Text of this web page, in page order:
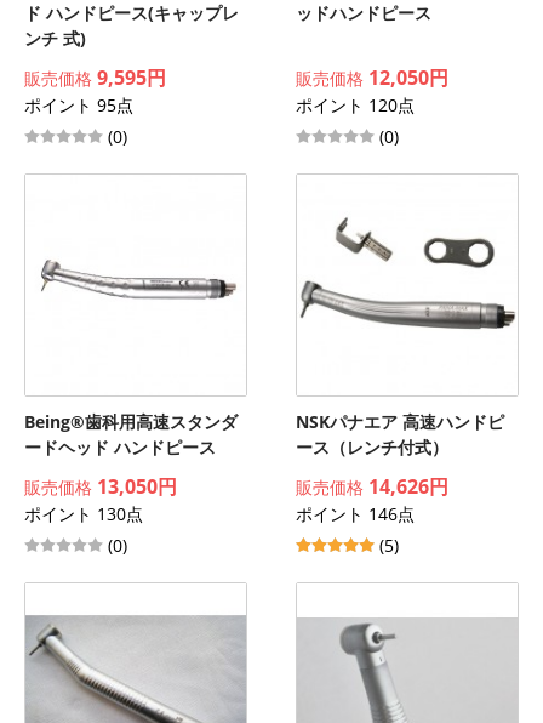
ド ハンドピース(キャップレ
ンチ 式)
販売価格 9,595円
ポイント 95点
(0)
ッドハンドピース
販売価格 12,050円
ポイント 120点
(0)
Being®歯科用高速スタンダ
ードヘッド ハンドピース
販売価格 13,050円
ポイント 130点
(0)
NSKパナエア 高速ハンドピ
ース（レンチ付式）
販売価格 14,626円
ポイント 146点
(5)